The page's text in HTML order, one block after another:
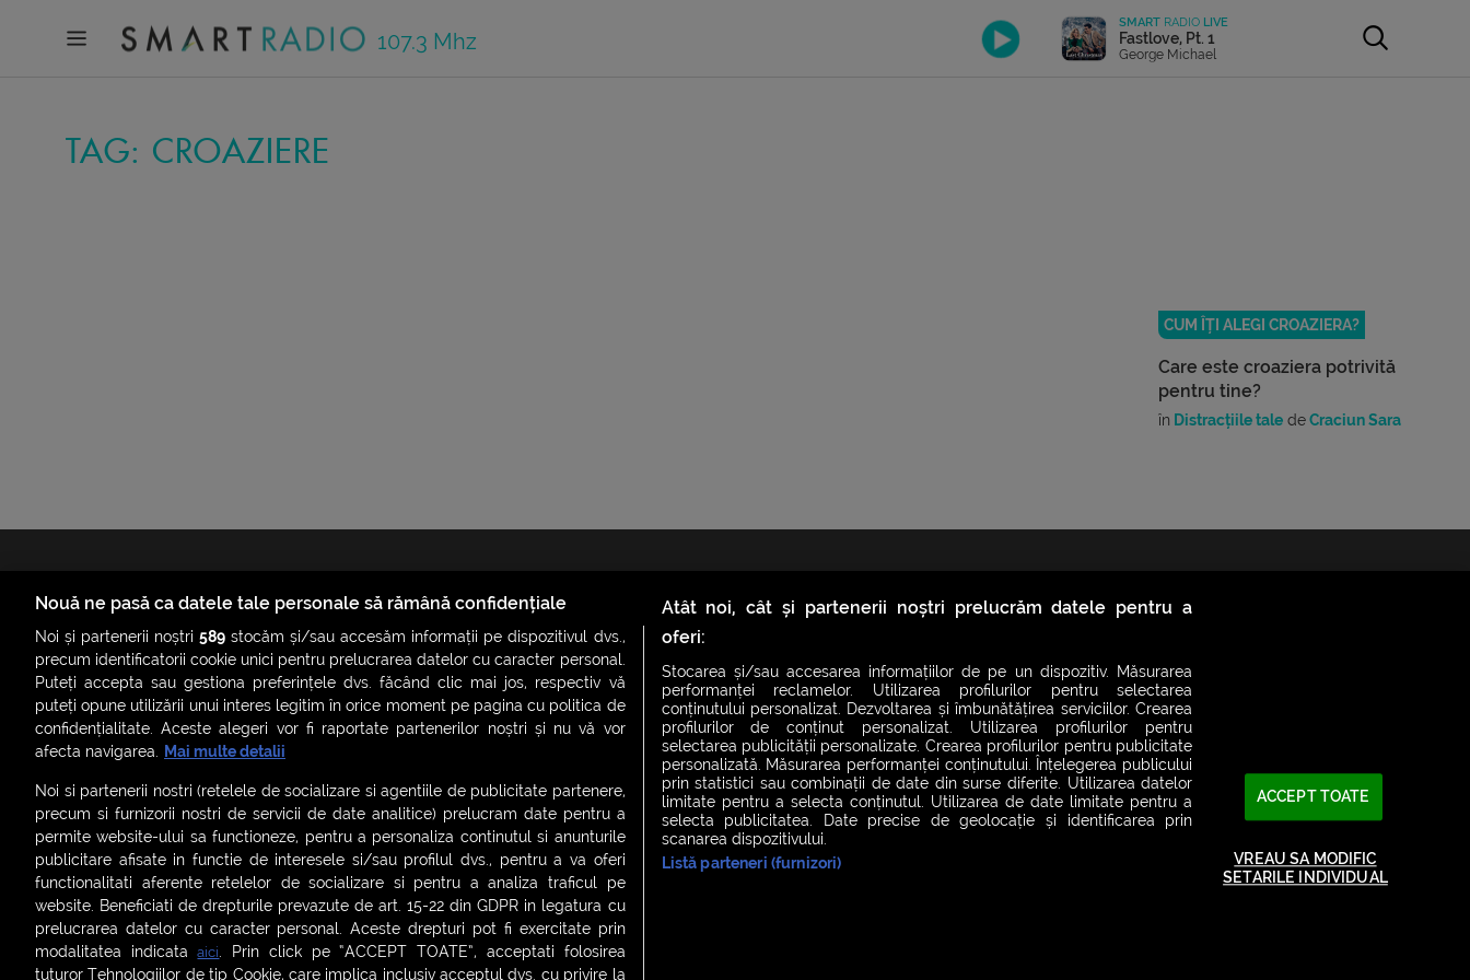
107.3 Mhz
SMART RADIO LIVE
Fastlove, Pt. 1
George Michael
TAG: CROAZIERE
CUM ÎȚI ALEGI CROAZIERA?
Care este croaziera potrivită
pentru tine?
în Distracțiile tale deCraciun Sara
ȘTIRI SMART SHORTS LIVE FEVER BRUNCH FEVER NIGHT FEVER
LIVE FEVER CONCERT
ASCULTĂ ACUM RADIOURILE SMART
2026© SMART RADIO. Toate drepturile rezervate
Contact:
office@smartradio.ro
Nouă ne pasă ca datele tale personale să rămână confidențiale
Noi și partenerii noștri589 stocăm și/sau accesăm informații pe dispozitivul dvs.,
precum identificatorii cookie unici pentru prelucrarea datelor cu caracter personal.
Puteți accepta sau gestiona preferințele dvs. făcând clic mai jos, respectiv vă
puteți opune utilizării unui interes legitim în orice moment pe pagina cu politica de
confidențialitate. Aceste alegeri vor fi raportate partenerilor noștri și nu vă vor
afecta navigarea. Mai multe detalii
Noi si partenerii nostri (retelele de socializare si agentiile de publicitate partenere,
precum si furnizorii nostri de servicii de date analitice) prelucram date pentru a
permite website-ului sa functioneze, pentru a personaliza continutul si anunturile
publicitare afisate in functie de interesele si/sau profilul dvs., pentru a va oferi
functionalitati aferente retelelor de socializare si pentru a analiza traficul pe
website. Beneficiati de drepturile prevazute de art. 15-22 din GDPR in legatura cu
prelucrarea datelor cu caracter personal. Aceste drepturi pot fi exercitate prin
modalitatea indicataaici. Prin click pe “ACCEPT TOATE”, acceptati folosirea
tuturor Tehnologiilor de tip Cookie, care implica inclusiv acceptul dvs. cu privire la
Atât noi, cât și partenerii noștri prelucrăm datele pentru a
oferi:
Stocarea și/sau accesarea informațiilor de pe un dispozitiv. Măsurarea
performanței reclamelor. Utilizarea profilurilor pentru selectarea
conținutului personalizat. Dezvoltarea și îmbunătățirea serviciilor. Crearea
profilurilor de conținut personalizat. Utilizarea profilurilor pentru
selectarea publicității personalizate. Crearea profilurilor pentru publicitate
personalizată. Măsurarea performanței conținutului. Înțelegerea publicului
prin statistici sau combinații de date din surse diferite. Utilizarea datelor
limitate pentru a selecta conținutul. Utilizarea de date limitate pentru a
selecta publicitatea. Date precise de geolocație și identificarea prin
scanarea dispozitivului.
Listă parteneri (furnizori)
ACCEPT TOATE
VREAU SA MODIFIC
SETARILE INDIVIDUAL